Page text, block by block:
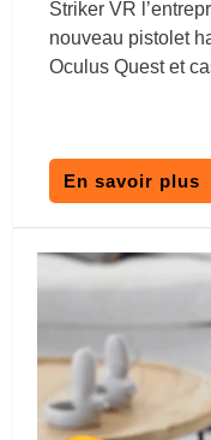
Striker VR
nouveau pistolet
Oculus Quest et
En savoir plus